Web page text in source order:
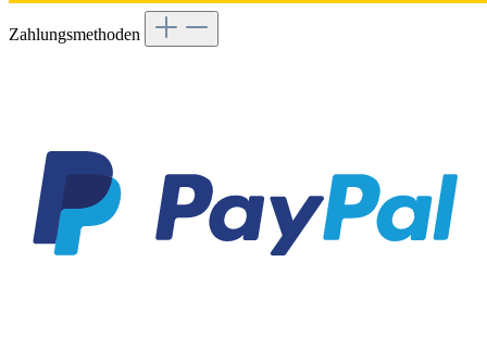
Zahlungsmethoden